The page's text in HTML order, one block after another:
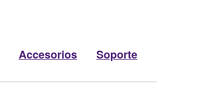
Accesorios Soporte